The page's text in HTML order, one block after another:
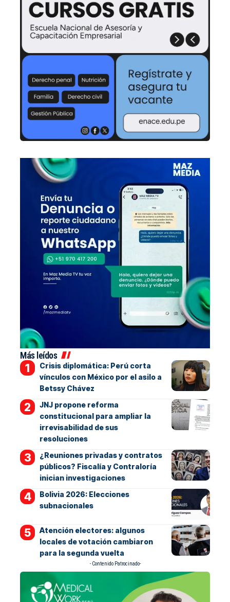
Más leídos
Crisis diplomática: Perú corta
vínculos con México por el asilo a
Betssy Chávez
JNJ propone reforma
constitucional para ampliar la
irrevisabilidad de sus
resoluciones
¿Reuniones privadas y contratos
públicos? Fiscalía y Contraloría
inician investigaciones
Bolivia 2026: Elecciones
subnacionales
Atención electores: algunos
locales de votación cambiaron
para la segunda vuelta
- Contenido Patrocinado-